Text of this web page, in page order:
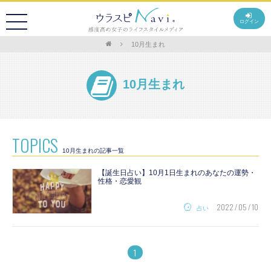
ログイン
10月生まれ
10月生まれ
TOPICS 10月生まれの記事一覧
【誕生日占い】10月1日生まれのあなたの運勢・
性格・恋愛観
占い 2022 / 05 / 10
1